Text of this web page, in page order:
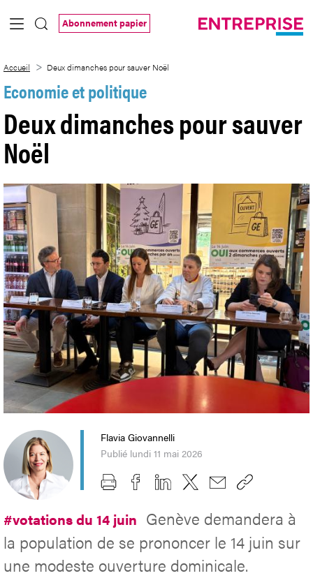
Saut au contenu principal
Abonnement papier
Accueil Deux dimanches pour sauver Noël
Economie et politique
Deux dimanches pour sauver
Noël
Flavia Giovannelli
Publié lundi 11 mai 2026
#votations du 14 juin Genève demandera à
la population de se prononcer le 14 juin sur
une modeste ouverture dominicale.